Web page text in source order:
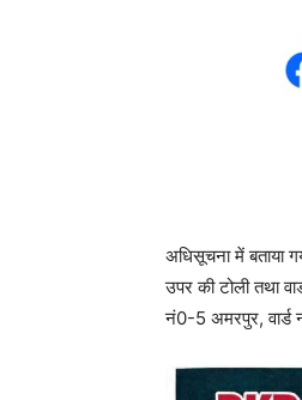
अधिसूचना में बताया
उपर की टोली तथा
नं0-5 अमरपुर, वार्ड